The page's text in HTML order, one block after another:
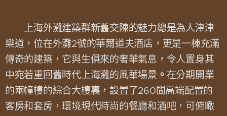
上海外灘建築群新舊交陳的魅力總是為人津津
樂道，位在外灘2號的華爾道夫酒店，更是一棟充滿
傳奇的建築，它與生俱來的奢華氣息，令人置身其
中宛若重回舊時代上海灘的風華場景 。 在分期開業
的兩幢樓的綜合大樓裏，設置了260間高端配置的
客房和套房，環境現代時尚的餐廳和酒吧，可俯瞰